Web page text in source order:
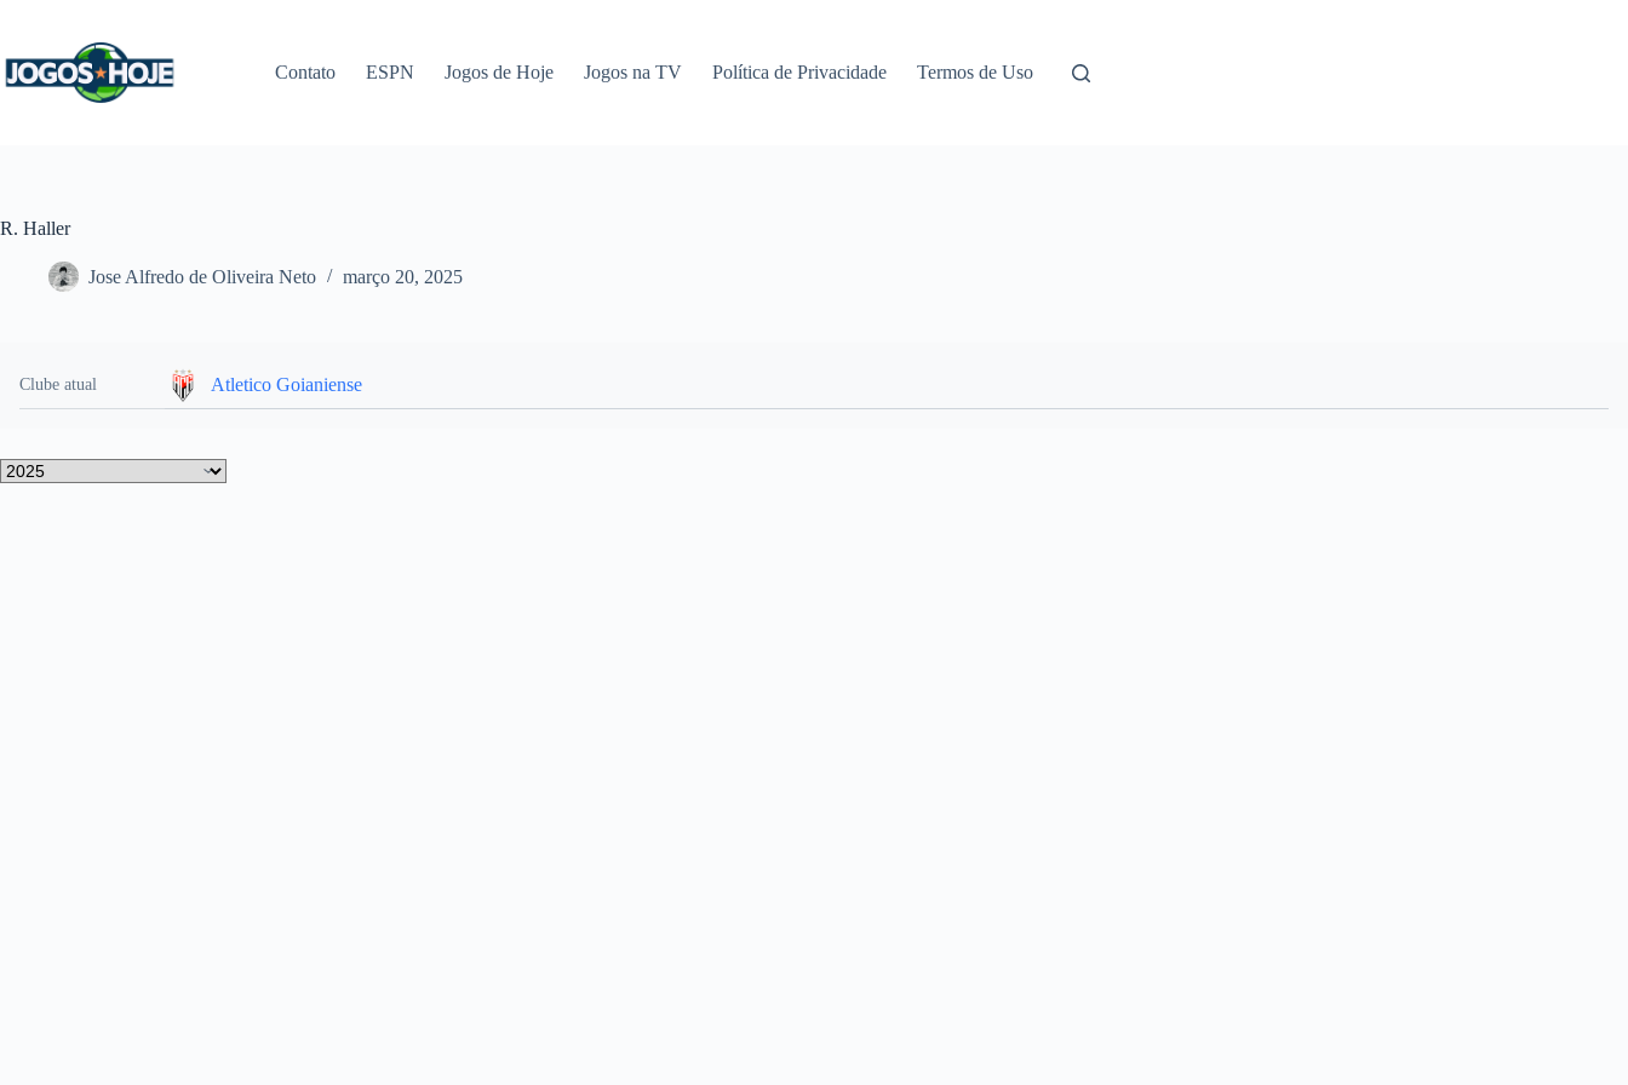
conteúdo
Contato ESPN Jogos de Hoje Jogos na TV Política de Privacidade Termos de Uso
R. Haller
Jose Alfredo de Oliveira Neto março 20, 2025
Clube atual Atletico Goianiense